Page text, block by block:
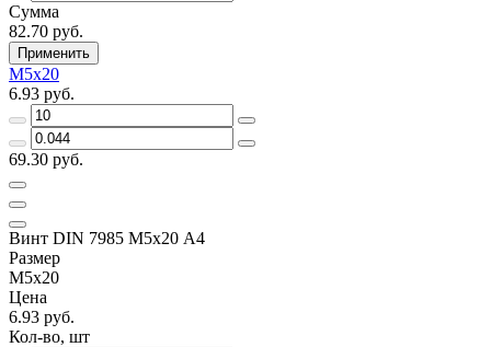
Сумма
82.70 руб.
Применить
М5х20
6.93 руб.
69.30 руб.
Винт DIN 7985 М5х20 A4
Размер
М5х20
Цена
6.93 руб.
Кол-во, шт